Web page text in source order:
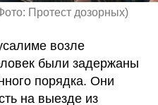
Протест дозорных)
возле
были задержаны
порядка. Они
на выезде из